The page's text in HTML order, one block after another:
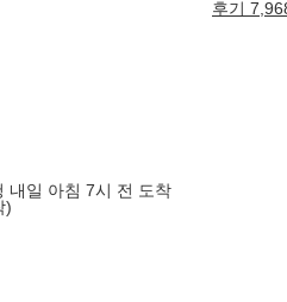
후기
내일 아침 7시 전 도착
)